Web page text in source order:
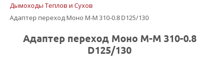
Дымоходы Теплов и Сухов
Адаптер переход Моно М-М 310-0.8 D125/130
Адаптер переход Моно М-М 310-0.8
D125/130